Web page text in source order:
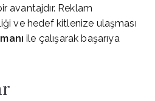
avantajdır. Reklam
ve hedef kitlenize ulaşması
ile çalışarak başarıya